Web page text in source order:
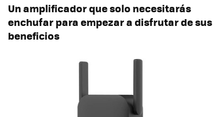
Un amplificador que solo necesitarás
enchufar para empezar a disfrutar de sus
beneficios